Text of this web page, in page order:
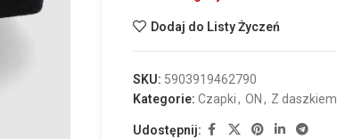
Dodaj do Listy Życzeń
SKU: 5903919462790
Kategorie: Czapki, ON , Z daszkiem
Udostępnij: